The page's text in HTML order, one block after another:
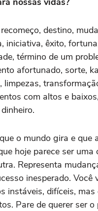
destino,
iniciativa, êxito,
término de um
afortunado, sorte,
limpezas,
com altos e
o mundo gira e que
hoje parece ser uma
Representa
inesperado. Você
instáveis, difíceis, mas
Pare de querer ser o